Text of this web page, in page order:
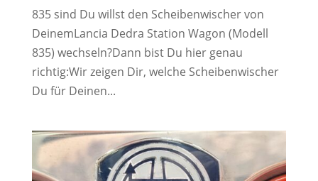
835 sind Du willst den Scheibenwischer von
DeinemLancia Dedra Station Wagon (Modell
835) wechseln?Dann bist Du hier genau
richtig:Wir zeigen Dir, welche Scheibenwischer
Du für Deinen...